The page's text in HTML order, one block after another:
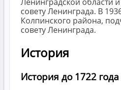
совету Ленинграда. В
Колпинского района,
совету Ленинграда.
История
История до 1722 года